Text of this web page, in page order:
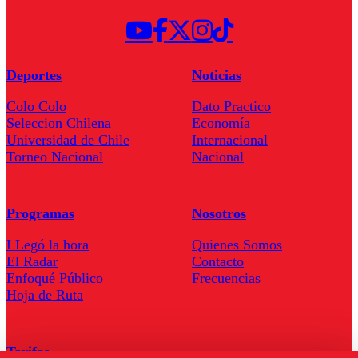
Deportes
Colo Colo
Seleccion Chilena
Universidad de Chile
Torneo Nacional
Noticias
Dato Practico
Economía
Internacional
Nacional
Programas
LLegó la hora
El Radar
Enfoqué Público
Hoja de Ruta
Nosotros
Quienes Somos
Contacto
Frecuencias
Tarifas